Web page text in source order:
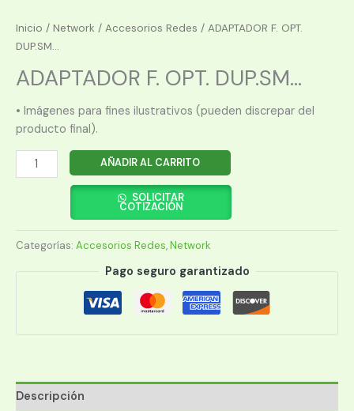
Inicio / Network / Accesorios Redes / ADAPTADOR F. OPT.
DUP.SM...
ADAPTADOR F. OPT. DUP.SM...
• Imágenes para fines ilustrativos (pueden discrepar del
producto final).
ADAPTADOR
F.
SC
UPC
AÑADIR AL CARRITO
SOLICITAR
COTIZACIÓN
Categorías: Accesorios Redes,Network
Pago seguro garantizado
Descripción